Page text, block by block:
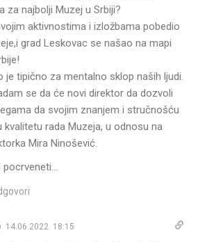
za najbolji Muzej u Srbiji?
aktivnostima i izložbama pobedio
grad Leskovac se našao na mapi
je tipično za mentalno sklop naših ljudi.
se da će novi direktor da dozvoli
da svojim znanjem i stručnošću
kvalitetu rada Muzeja, u odnosu na
Mira Ninošević.
pocrveneti…
14.06.2022. 18:15